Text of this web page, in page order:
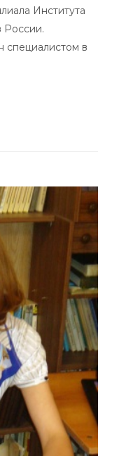
Института
России.
специалистом в